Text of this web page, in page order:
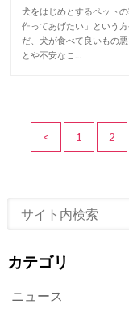
犬をはじめとするペット
作ってあげたい」という
だ、犬が食べて良いもの
とや不安なこ…
< 1 2
カテゴリ
ニュース